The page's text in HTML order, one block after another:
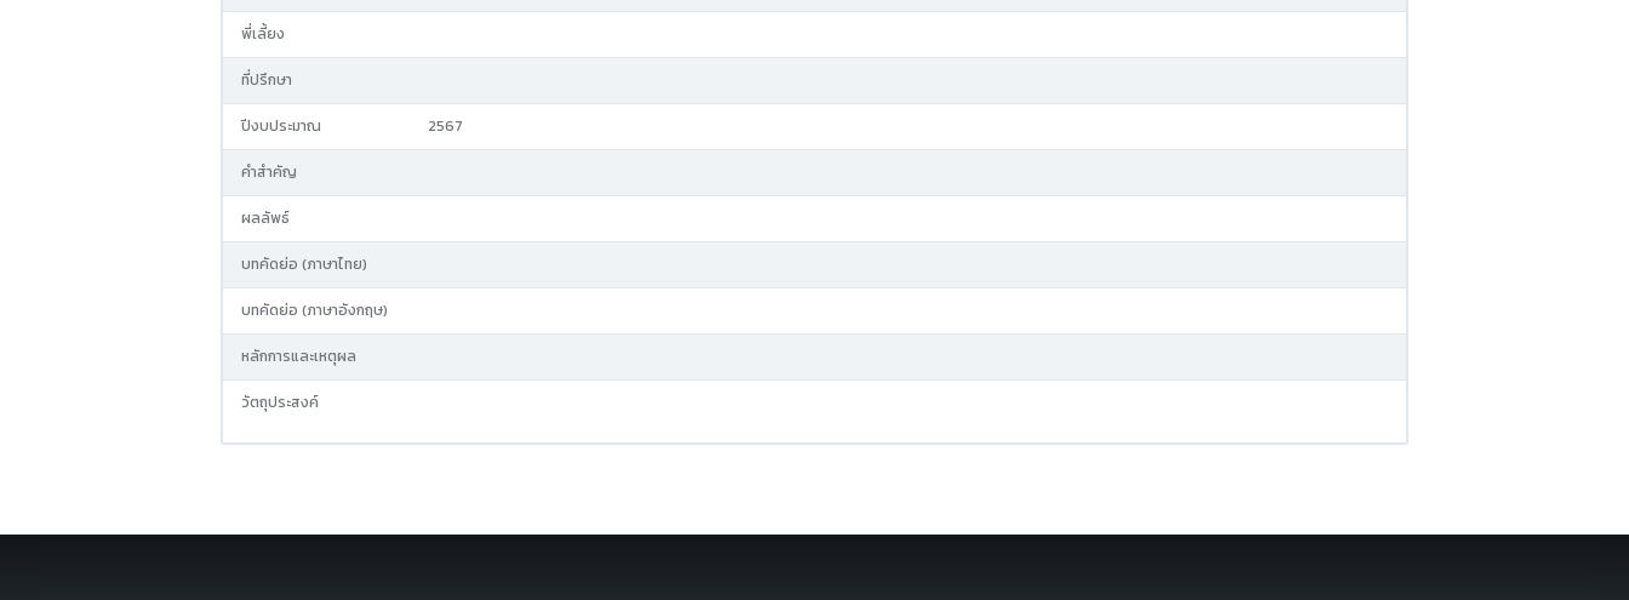
พี่เลี้ยง
ที่ปรึกษา
ปีงบประมาณ 2567
คำสำคัญ
ผลลัพธ์
บทคัดย่อ (ภาษาไทย)
บทคัดย่อ (ภาษาอังกฤษ)
หลักการและเหตุผล
วัตถุประสงค์